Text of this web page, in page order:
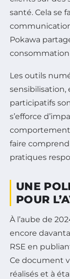
santé. Cela se
Pokawa
Les outils
participatifs
s’efforce
faire
pratiques
UNE
POUR
À l’aube de
encore
RSE en
Ce document
réalisés et à